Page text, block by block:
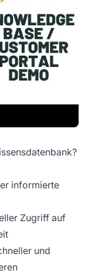
informierte
Zugriff auf
und